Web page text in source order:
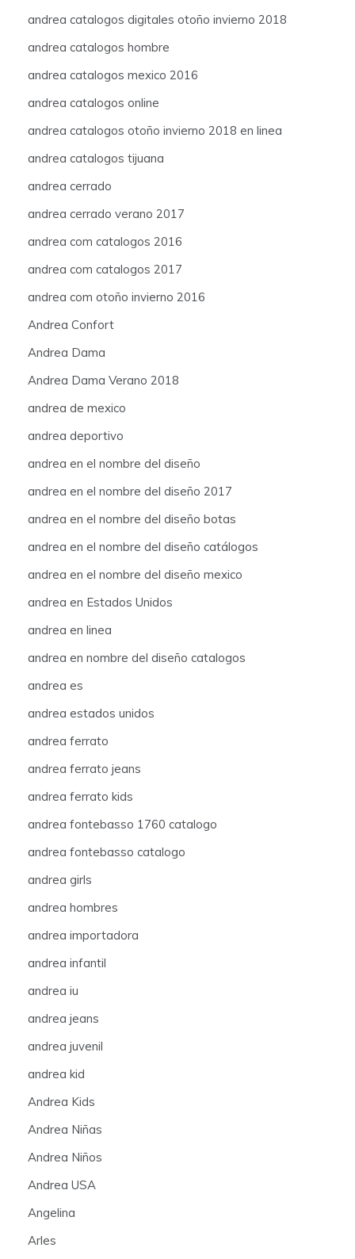
andrea catalogos digitales otoño invierno 2018
andrea catalogos hombre
andrea catalogos mexico 2016
andrea catalogos online
andrea catalogos otoño invierno 2018 en linea
andrea catalogos tijuana
andrea cerrado
andrea cerrado verano 2017
andrea com catalogos 2016
andrea com catalogos 2017
andrea com otoño invierno 2016
Andrea Confort
Andrea Dama
Andrea Dama Verano 2018
andrea de mexico
andrea deportivo
andrea en el nombre del diseño
andrea en el nombre del diseño 2017
andrea en el nombre del diseño botas
andrea en el nombre del diseño catálogos
andrea en el nombre del diseño mexico
andrea en Estados Unidos
andrea en linea
andrea en nombre del diseño catalogos
andrea es
andrea estados unidos
andrea ferrato
andrea ferrato jeans
andrea ferrato kids
andrea fontebasso 1760 catalogo
andrea fontebasso catalogo
andrea girls
andrea hombres
andrea importadora
andrea infantil
andrea iu
andrea jeans
andrea juvenil
andrea kid
Andrea Kids
Andrea Niñas
Andrea Niños
Andrea USA
Angelina
Arles